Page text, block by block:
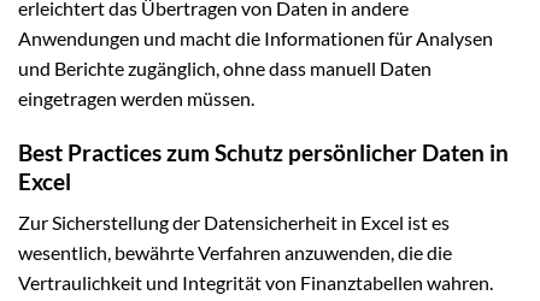
erleichtert das Übertragen von Daten in andere
Anwendungen und macht die Informationen für Analysen
und Berichte zugänglich, ohne dass manuell Daten
eingetragen werden müssen.
Best Practices zum Schutz persönlicher Daten in
Excel
Zur Sicherstellung der Datensicherheit in Excel ist es
wesentlich, bewährte Verfahren anzuwenden, die die
Vertraulichkeit und Integrität von Finanztabellen wahren.